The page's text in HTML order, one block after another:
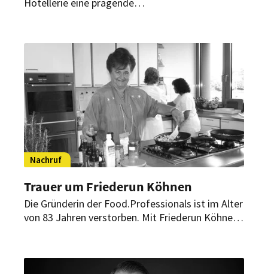
wichtige Impulse für die Privathotellerie und
baute eine der führenden Hotelkooperationen
Europas auf.
Nachruf
Trauer um Friederun Köhnen
Die Gründerin der Food.Professionals ist im Alter
von 83 Jahren verstorben. Mit Friederun Köhnen
und Pionierin.